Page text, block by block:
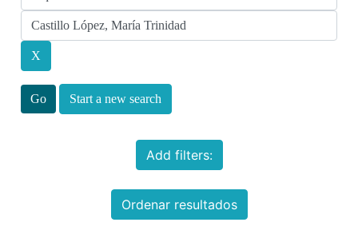
Start a new search
Add filters:
Ordenar resultados